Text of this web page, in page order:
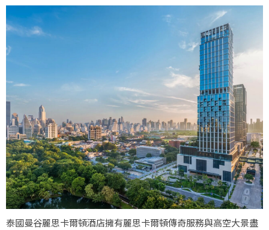
泰國曼谷麗思卡爾頓酒店擁有麗思卡爾頓傳奇服務與高空大景盡